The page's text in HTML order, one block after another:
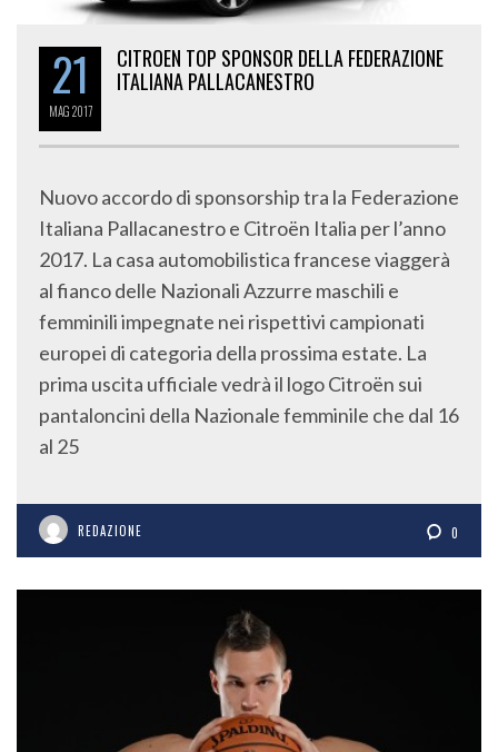
21
MAG2017
CITROEN TOP SPONSOR DELLA FEDERAZIONE
ITALIANA PALLACANESTRO
Nuovo accordo di sponsorship tra la Federazione
Italiana Pallacanestro e Citroën Italia per l’anno
2017. La casa automobilistica francese viaggerà
al fianco delle Nazionali Azzurre maschili e
femminili impegnate nei rispettivi campionati
europei di categoria della prossima estate. La
prima uscita ufficiale vedrà il logo Citroën sui
pantaloncini della Nazionale femminile che dal 16
al 25
REDAZIONE 0